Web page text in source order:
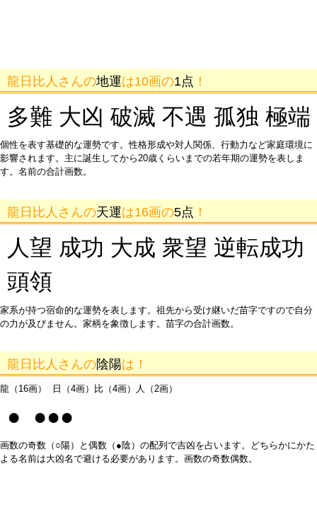
龍日比人さんの地運は10画の1点 ！
多難 大凶 破滅 不遇 孤独 極端
個性を表す基礎的な運勢です。性格形成や対人関係、行動力など家庭環境に
影響されます。主に誕生してから20歳くらいまでの若年期の運勢を表しま
す。名前の合計画数。
龍日比人さんの天運は16画の5点 ！
人望 成功 大成 衆望 逆転成功
頭領
家系が持つ宿命的な運勢を表します。祖先から受け継いだ苗字ですので自分
の力が及びません。家柄を象徴します。苗字の合計画数。
龍日比人さんの陰陽は！
龍（16画） 日（4画）比（4画）人（2画）
● ●●●
画数の奇数（○陽）と偶数（●陰）の配列で吉凶を占います。どちらかにかた
よる名前は大凶名で避ける必要があります。画数の奇数偶数。